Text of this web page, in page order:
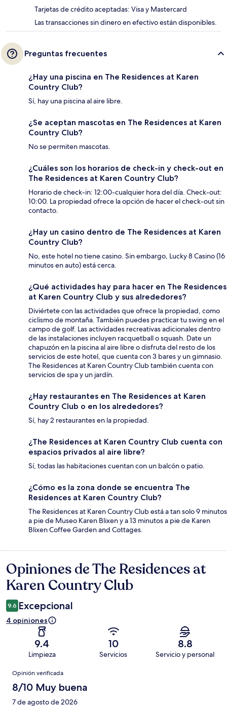
Tarjetas de crédito aceptadas: Visa y Mastercard
Las transacciones sin dinero en efectivo están disponibles.
Preguntas frecuentes
¿Hay una piscina en The Residences at Karen
Country Club?
Sí, hay una piscina al aire libre.
¿Se aceptan mascotas en The Residences at Karen
Country Club?
No se permiten mascotas.
¿Cuáles son los horarios de check-in y check-out en
The Residences at Karen Country Club?
Horario de check-in: 12:00-cualquier hora del día. Check-out:
10:00. La propiedad ofrece la opción de hacer el check-out sin
contacto.
¿Hay un casino dentro de The Residences at Karen
Country Club?
No, este hotel no tiene casino. Sin embargo, Lucky 8 Casino (16
minutos en auto) está cerca.
¿Qué actividades hay para hacer en The Residences
at Karen Country Club y sus alrededores?
Diviértete con las actividades que ofrece la propiedad, como
ciclismo de montaña. También puedes practicar tu swing en el
campo de golf. Las actividades recreativas adicionales dentro
de las instalaciones incluyen racquetball o squash. Date un
chapuzón en la piscina al aire libre o disfruta del resto de los
servicios de este hotel, que cuenta con 3 bares y un gimnasio.
The Residences at Karen Country Club también cuenta con
servicios de spa y un jardín.
¿Hay restaurantes en The Residences at Karen
Country Club o en los alrededores?
Sí, hay 2 restaurantes en la propiedad.
¿The Residences at Karen Country Club cuenta con
espacios privados al aire libre?
Sí, todas las habitaciones cuentan con un balcón o patio.
¿Cómo es la zona donde se encuentra The
Residences at Karen Country Club?
The Residences at Karen Country Club está a tan solo 9 minutos
a pie de Museo Karen Blixen y a 13 minutos a pie de Karen
Blixen Coffee Garden and Cottages.
Opiniones
Opiniones de The Residences at
Karen Country Club
9.6 Excepcional
4 opiniones
9.4
Limpieza
10
Servicios
8.8
Servicio y personal
Opiniones
Opinión verificada
8/10 Muy buena
7 de agosto de 2026